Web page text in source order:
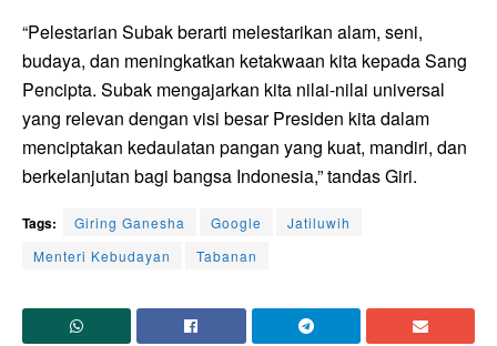
“Pelestarian Subak berarti melestarikan alam, seni,
budaya, dan meningkatkan ketakwaan kita kepada Sang
Pencipta. Subak mengajarkan kita nilai-nilai universal
yang relevan dengan visi besar Presiden kita dalam
menciptakan kedaulatan pangan yang kuat, mandiri, dan
berkelanjutan bagi bangsa Indonesia,” tandas Giri.
Tags: Giring Ganesha Google
Jatiluwih
Menteri Kebudayan
Tabanan